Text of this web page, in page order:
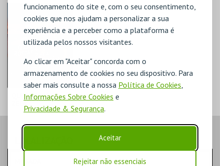
funcionamento do site e, com o seu consentimento,
cookies que nos ajudam a personalizar a sua
experiência e a perceber como a plataforma é
utilizada pelos nossos visitantes.
Ao clicar em "Aceitar" concorda com o
armazenamento de cookies no seu dispositivo. Para
saber mais consulte a nossa Política de Cookies
Informações Sobre Cookies e
Privacidade & Segurança.
Aceitar
Rejeitar não essenciais
COLISEU
MICAELENSE
MAIS INFO
COMPRAR
COLISEU
MICAELENSE
COMPRAR
QUIM ROSCAS &
ESTACIONÂNCIO
COLISEU